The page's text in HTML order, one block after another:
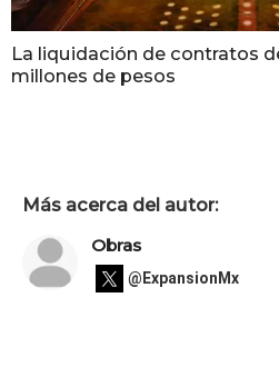
La liquidación de contratos
millones de pesos
Más acerca del autor:
Obras
@ExpansionMx